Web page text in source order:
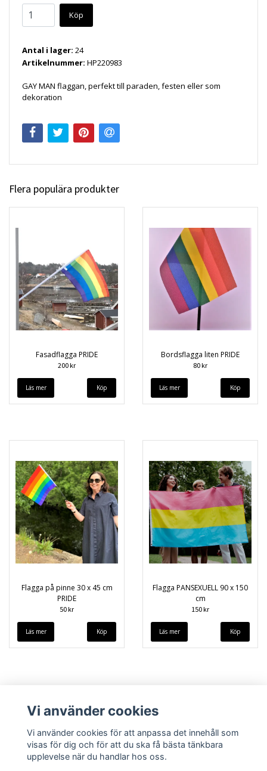
Köp
Antal i lager: 24
Artikelnummer: HP220983
GAY MAN flaggan, perfekt till paraden, festen eller som
dekoration
Flera populära produkter
Fasadflagga PRIDE
200 kr
Läs mer
Bordsflagga liten PRIDE
80 kr
Läs mer
Flagga på pinne 30 x 45 cm
PRIDE
50 kr
Läs mer
Flagga PANSEXUELL 90 x 150
cm
150 kr
Läs mer
Vi använder cookies
Vi använder cookies för att anpassa det innehåll som
visas för dig och för att du ska få bästa tänkbara
upplevelse när du handlar hos oss.